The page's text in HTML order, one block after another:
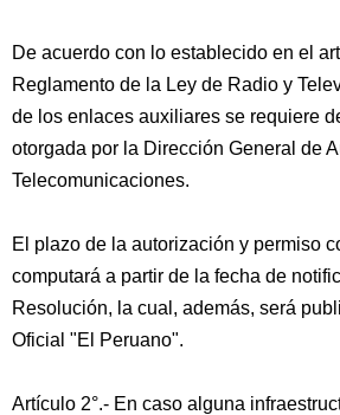
De acuerdo con lo establecido en el
Reglamento de la Ley de Radio y
de los enlaces auxiliares se requiere
otorgada por la Dirección General de
Telecomunicaciones.
El plazo de la autorización y permiso
computará a partir de la fecha de
Resolución, la cual, además, será
Oficial "El Peruano".
Artículo 2°.- En caso alguna